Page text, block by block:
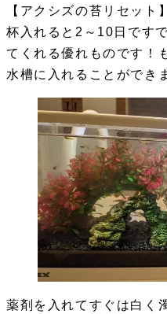
【アクシズの苔リセッ
杯入れると2～10日です
てくれる優れものです！
水槽に入れることができ
薬剤を入れてすぐは白く